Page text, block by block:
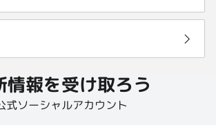
情報を受け取ろう
式ソーシャルアカウント